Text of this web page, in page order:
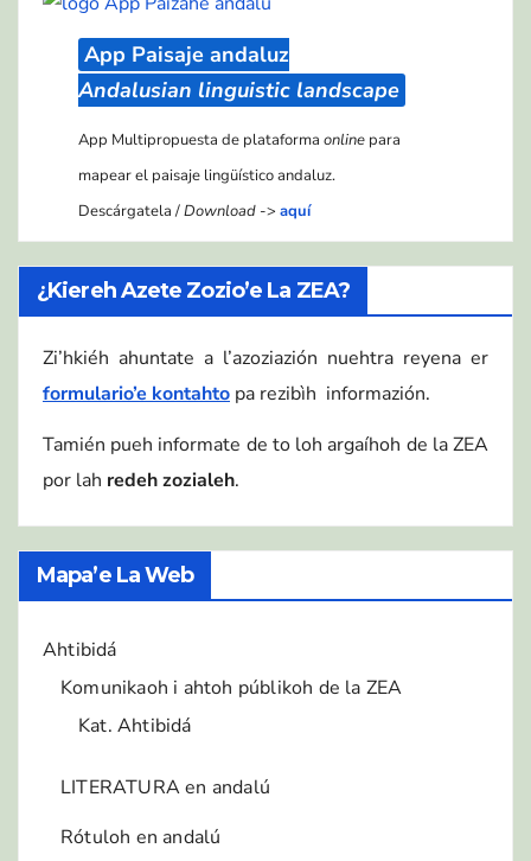
App Paisaje andaluz
Andalusian linguistic landscape
App Multipropuesta de plataformaonline para
mapear el paisaje lingüístico andaluz.
Descárgatela /Download ->aquí
¿Kiereh Azete Zozio’e La ZEA?
Zi’hkiéh ahuntate a l’azoziazión nuehtra reyena er
formulario’e kontahto pa rezibìh informazión.
Tamién pueh informate de to loh argaíhoh de la ZEA
por lah redeh zozialeh.
Mapa’e La Web
Ahtibidá
Komunikaoh i ahtoh públikoh de la ZEA
Kat. Ahtibidá
LITERATURA en andalú
Rótuloh en andalú